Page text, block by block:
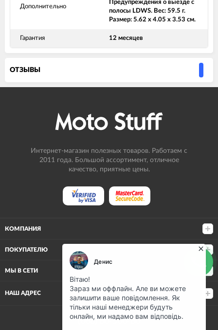
Дополнительно
Предупреждения о выезде с
полосы LDWS. Вес: 59.5 г.
Размер: 5.62 x 4.05 x 3.53 см.
Гарантия 12 месяцев
ОТЗЫВЫ
Интернет-магазин полезных товаров. Работаем с
2011 года. Большой ассортимент, отличное
качество, приятные цены.
КОМПАНИЯ
ПОКУПАТЕЛЮ
МЫ В СЕТИ
НАШ АДРЕС
(068) 80-500-80